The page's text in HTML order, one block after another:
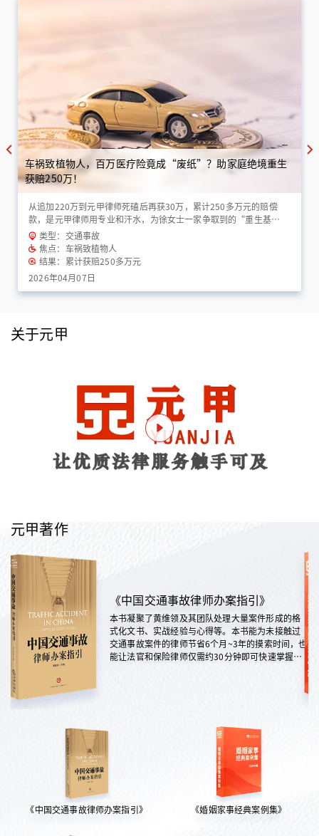
车祸致植物人，百万医疗险竟成“废纸”？助家庭绝境重生
获赔250万！
从追加220万到元甲律师死磕后再获30万，累计250多万元的赔偿
款，是元甲律师用专业和汗水，为徐女士一家争取到的“重生基
金”！
类型：交通事故
焦点：车祸致植物人
结果：累计获赔250多万元
2026年04月07日
关于元甲
元甲著作
《中国交通事故律师办案指引》
本书凝聚了黄维领及其团队处理大量案件形成的格
式化文书、实战经验与心得等。本书能为未接触过
交通事故案件的律师节省6个月~3年的摸索时间，也
能让法官和保险律师仅需约30分钟即可快速掌握案
《中国交通事故律师办案指引》 《婚姻家事经典案例集》